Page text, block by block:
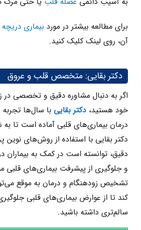
برای مطالعه بیشتر در مورد بیماری
آن، روی لینک کلیک کنید.
دکتر بقایی: متخصص قلب و عروق
اگر به دنبال مشاوره دقیق و تخصصی در
خود هستید، دکتر بقاییبا سال‌ها
درمان بیماری‌های قلبی آماده است تا
دکتر بقایی با استفاده از روش‌های
دقیق، توانسته است در کمک به بیماران
و جلوگیری از پیشرفت بیماری‌های قلبی
تشخیص زودهنگام و درمان به موقع
کند تا از عوارض بیماری‌های قلبی
سالم‌تری داشته باشید.